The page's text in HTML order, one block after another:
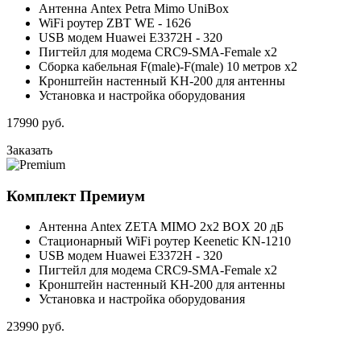
Антенна Antex Petra Mimo UniBox
WiFi роутер ZBT WE - 1626
USB модем Huawei E3372H - 320
Пигтейл для модема CRC9-SMA-Female x2
Сборка кабельная F(male)-F(male) 10 метров x2
Кронштейн настенный KH-200 для антенны
Установка и настройка оборудования
17990 руб.
Заказать
КомплектПремиум
Антенна Antex ZETA MIMO 2x2 BOX 20 дБ
Стационарный WiFi роутер Keenetic KN-1210
USB модем Huawei E3372H - 320
Пигтейл для модема CRC9-SMA-Female x2
Кронштейн настенный KH-200 для антенны
Установка и настройка оборудования
23990 руб.